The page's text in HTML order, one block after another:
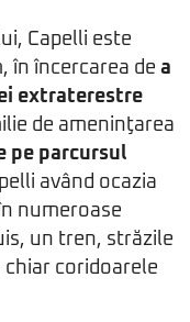
Capelli este
în încercarea de a
extraterestre
de ameninţarea
pe parcursul
având ocazia
numeroase
un tren, străzile
chiar coridoarele